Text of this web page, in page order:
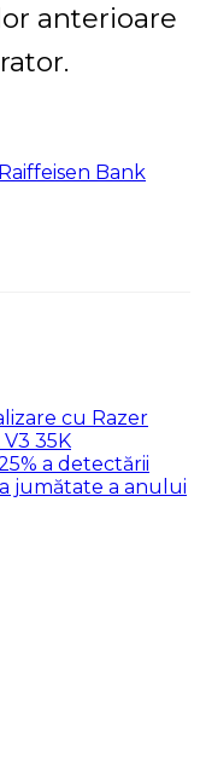
anterioare
Raiffeisen Bank
cu Razer
V3 35K
a detectării
jumătate a anului